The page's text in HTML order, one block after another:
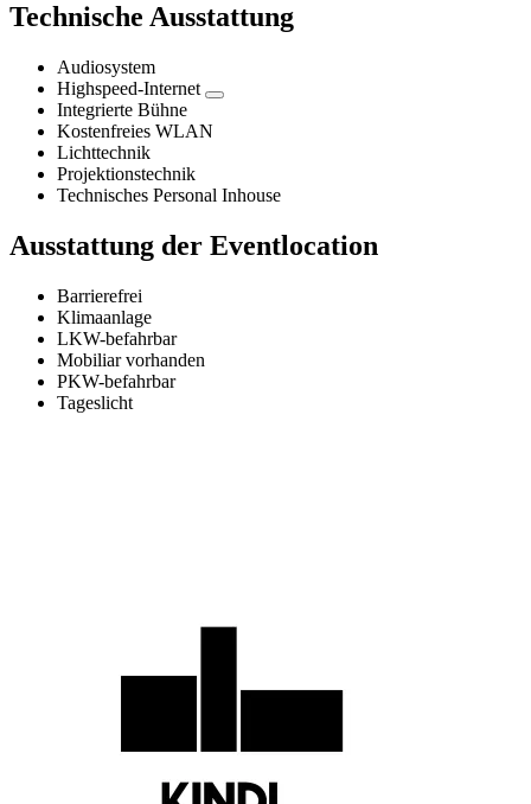
Technische Ausstattung
Audiosystem
Highspeed-Internet
Integrierte Bühne
Kostenfreies WLAN
Lichttechnik
Projektionstechnik
Technisches Personal Inhouse
Ausstattung der Eventlocation
Barrierefrei
Klimaanlage
LKW-befahrbar
Mobiliar vorhanden
PKW-befahrbar
Tageslicht